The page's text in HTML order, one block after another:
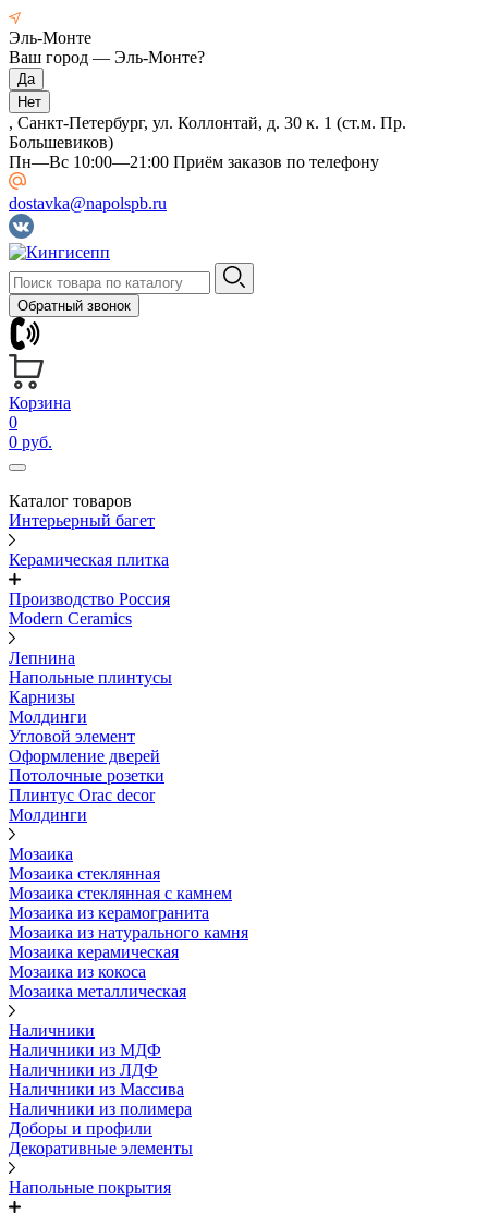
Эль-Монте
Ваш город — Эль-Монте?
, Санкт-Петербург, ул. Коллонтай, д. 30 к. 1 (ст.м. Пр.
Большевиков)
Пн—Вс 10:00—21:00 Приём заказов по телефону
dostavka@napolspb.ru
Обратный звонок
Корзина
0
0 руб.
Каталог товаров
Интерьерный багет
Керамическая плитка
Производство Россия
Modern Ceramics
Лепнина
Напольные плинтусы
Карнизы
Молдинги
Угловой элемент
Оформление дверей
Потолочные розетки
Плинтус Orac decor
Молдинги
Мозаика
Мозаика стеклянная
Мозаика стеклянная с камнем
Мозаика из керамогранита
Мозаика из натурального камня
Мозаика керамическая
Мозаика из кокоса
Мозаика металлическая
Наличники
Наличники из МДФ
Наличники из ЛДФ
Наличники из Массива
Наличники из полимера
Доборы и профили
Декоративные элементы
Напольные покрытия